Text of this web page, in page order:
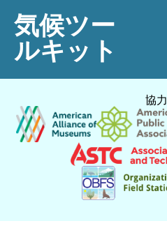
気候ツー
ルキット
協力